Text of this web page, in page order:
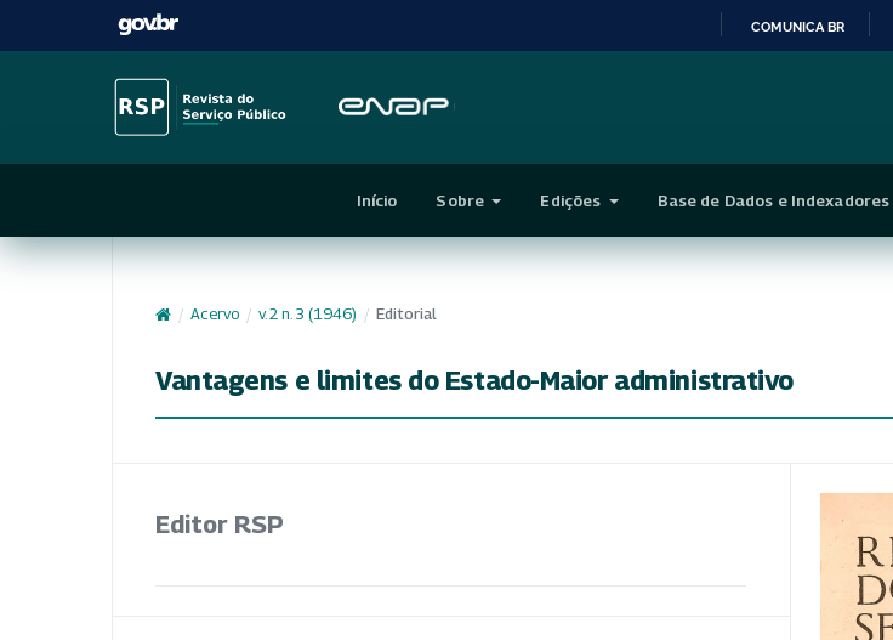
CONTEÚDO
COMUNICA BR
Início Sobre Edições Base de Dados e Indexadores
/ Acervo / v. 2 n. 3 (1946) / Editorial
Vantagens e limites do Estado-Maior administrativo
Editor RSP